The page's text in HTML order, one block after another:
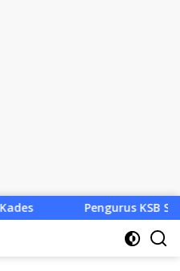
Pengurus KSB Segel Venue